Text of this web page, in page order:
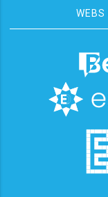
WEBS